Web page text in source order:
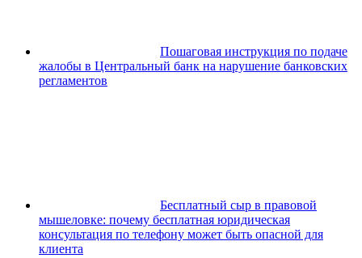
Пошаговая инструкция по подаче
жалобы в Центральный банк на нарушение банковских
регламентов
Бесплатный сыр в правовой
мышеловке: почему бесплатная юридическая
консультация по телефону может быть опасной для
клиента